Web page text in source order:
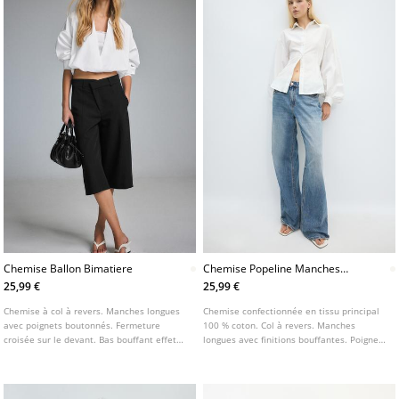
Chemise Ballon Bimatiere
25,99 €
Chemise à col à revers. Manches longues
avec poignets boutonnés. Fermeture
croisée sur le devant. Bas bouffant effet
Chemise Popeline Manches
Bouffantes
25,99 €
Chemise confectionnée en tissu principal
100 % coton. Col à revers. Manches
longues avec finitions bouffantes. Poignets